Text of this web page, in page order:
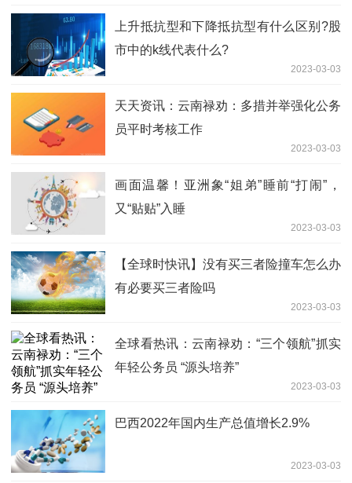
上升抵抗型和下降抵抗型有什么区别?股
市中的k线代表什么?
2023-03-03
天天资讯：云南禄劝：多措并举强化公务
员平时考核工作
2023-03-03
画面温馨！亚洲象“姐弟”睡前“打闹”，
又“贴贴”入睡
2023-03-03
【全球时快讯】没有买三者险撞车怎么办
有必要买三者险吗
2023-03-03
全球看热讯：云南禄劝：“三个领航”抓实
年轻公务员 “源头培养”
2023-03-03
巴西2022年国内生产总值增长2.9%
2023-03-03